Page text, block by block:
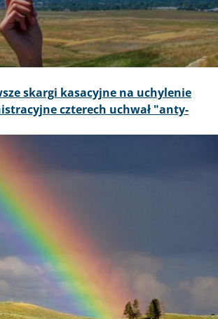
skargi kasacyjne na uchylenie
czterech uchwał "anty-